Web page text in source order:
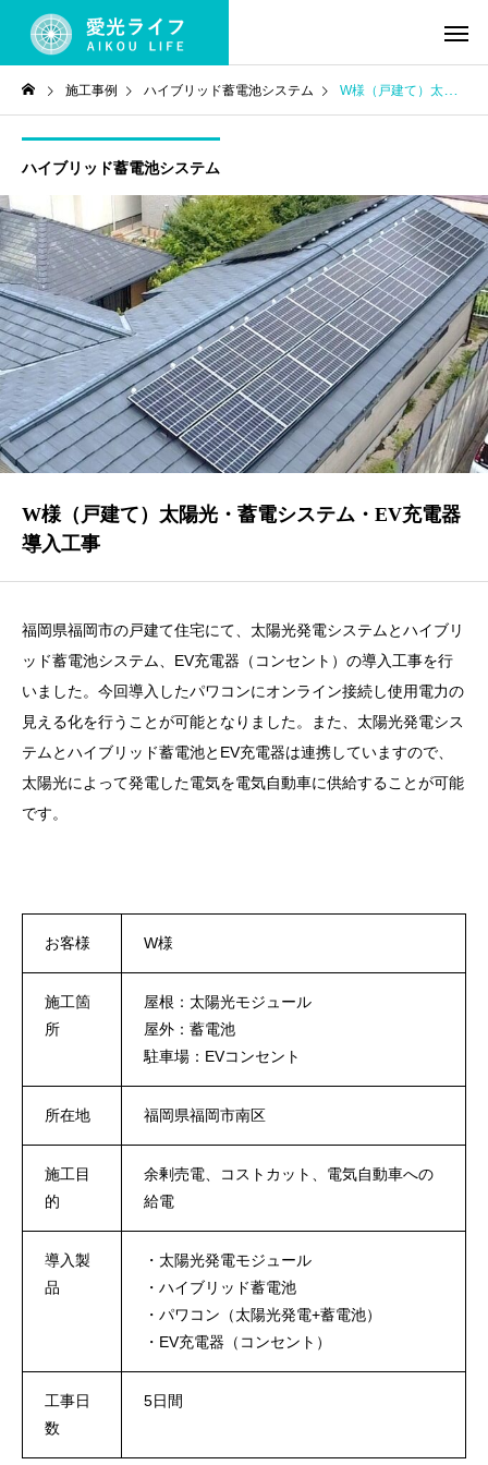
施工事例 ハイブリッド蓄電池システム W様（戸建て）太陽光・蓄電システム・EV充電器導入工事
ハイブリッド蓄電池システム
W様（戸建て）太陽光・蓄電システム・EV充電器
導入工事
福岡県福岡市の戸建て住宅にて、太陽光発電システムとハイブリ
ッド蓄電池システム、EV充電器（コンセント）の導入工事を行
いました。今回導入したパワコンにオンライン接続し使用電力の
見える化を行うことが可能となりました。また、太陽光発電シス
テムとハイブリッド蓄電池とEV充電器は連携していますので、
太陽光によって発電した電気を電気自動車に供給することが可能
です。
お客様 W様
施工箇
所
屋根：太陽光モジュール
屋外：蓄電池
駐車場：EVコンセント
所在地 福岡県福岡市南区
施工目
的
余剰売電、コストカット、電気自動車への
給電
導入製
品
・太陽光発電モジュール
・ハイブリッド蓄電池
・パワコン（太陽光発電+蓄電池）
・EV充電器（コンセント）
工事日
数
5日間